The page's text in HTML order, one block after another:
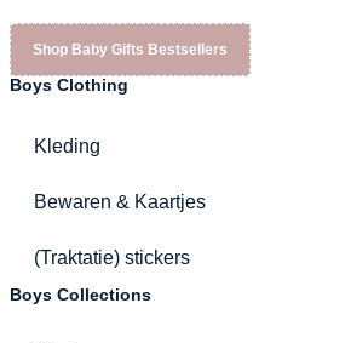
Shop Baby Gifts Bestsellers
Boys Clothing
Kleding
Bewaren & Kaartjes
(Traktatie) stickers
Boys Collections